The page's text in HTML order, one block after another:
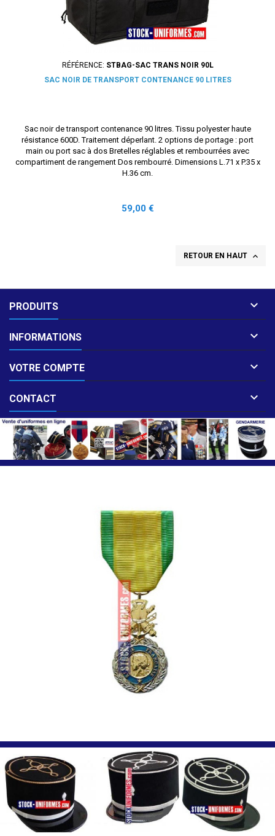
RÉFÉRENCE: STBAG-SAC TRANS NOIR 90L
SAC NOIR DE TRANSPORT CONTENANCE 90 LITRES
Sac noir de transport contenance 90 litres. Tissu polyester haute
résistance 600D. Traitement déperlant. 2 options de portage : port
main ou port sac à dos Bretelles réglables et rembourrées avec
compartiment de rangement Dos rembourré. Dimensions L.71 x P.35 x
H.36 cm.
Prix
59,00 €
RETOUR EN HAUT 
PRODUITS 
INFORMATIONS 
VOTRE COMPTE 
CONTACT 